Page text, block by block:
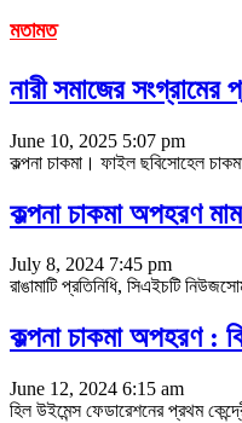
মতামত
নারী সমাজের সংগ্রামের
June 10, 2025 5:07 pm
কল্পনা চাকমা। ফাইল ছবিসোহেল
কল্পনা চাকমা অপহরণ
July 8, 2024 7:45 pm
রাঙামাটি প্রতিনিধি, সিএইচটি
কল্পনা চাকমা অপহরণ :
June 12, 2024 6:15 am
হিল উইমেন্স ফেডারেশনের প্রথম